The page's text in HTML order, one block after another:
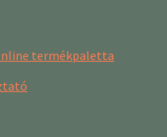
termékpaletta